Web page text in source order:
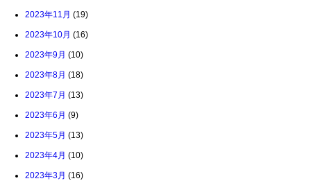
2023年11月 (19)
2023年10月 (16)
2023年9月 (10)
2023年8月 (18)
2023年7月 (13)
2023年6月 (9)
2023年5月 (13)
2023年4月 (10)
2023年3月 (16)